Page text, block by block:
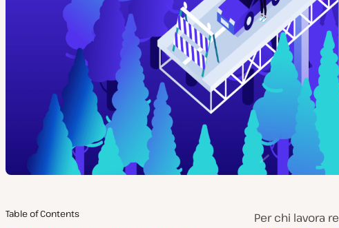
Table of Contents
Per chi lavora